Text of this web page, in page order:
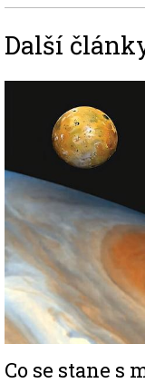
Další
Co se stane s